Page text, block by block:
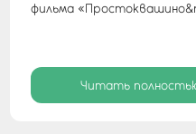
фильма
Читать